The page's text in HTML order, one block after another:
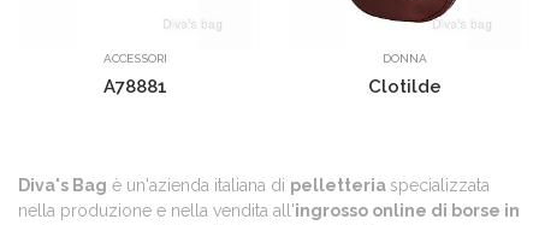
ACCESSORI
A78881
DONNA
Clotilde
Diva's Bag è un'azienda italiana di pelletteria specializzata
nella produzione e nella vendita all'ingrosso online di borse in